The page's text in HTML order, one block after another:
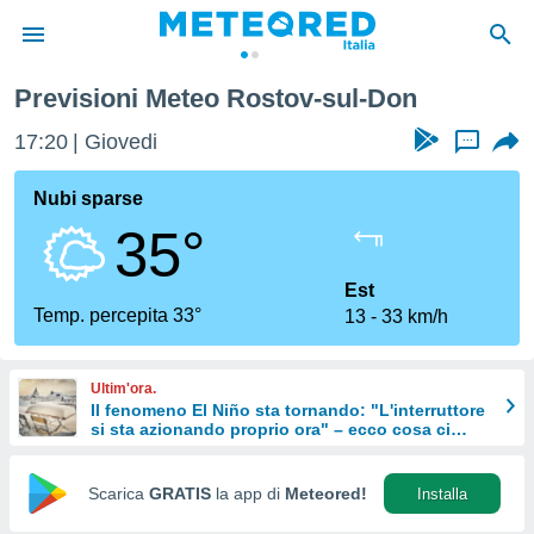
di
per
le
di
Web
Previsioni Meteo Rostov-sul-Don
17:21 Giovedi ...
Nubi sparse
35°
Temp. percepita 33°
Est
13
33 km/h
Ultim'ora.
Il fenomeno El Niño sta tornando: "L'interruttore
si sta azionando proprio ora" – ecco cosa ci
Scarica GRATIS la app di Meteored! Installa